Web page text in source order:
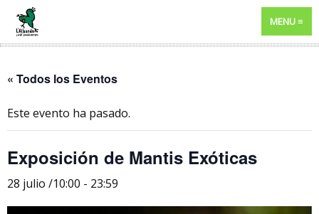
MENU
« Todos los Eventos
Este evento ha pasado.
Exposición de Mantis Exóticas
28 julio /10:00 - 23:59